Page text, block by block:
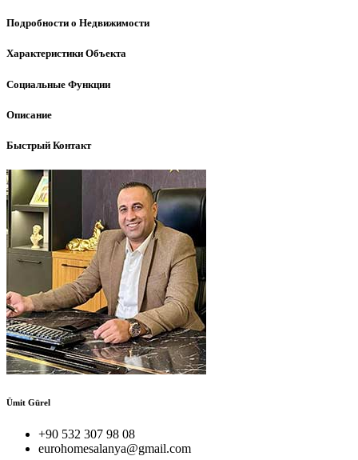
Подробности о Недвижимости
Характеристики Объекта
Социальные Функции
Описание
Быстрый Контакт
Ümit Gürel
+90 532 307 98 08
eurohomesalanya@gmail.com